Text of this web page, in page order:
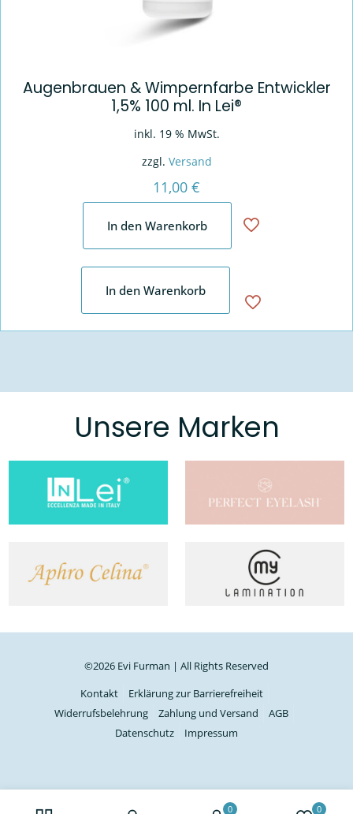
Augenbrauen & Wimpernfarbe Entwickler
1,5% 100 ml. In Lei®
inkl. 19 % MwSt.
zzgl. Versand
11,00 €
In den Warenkorb
In den Warenkorb
Unsere Marken
©2026 Evi Furman | All Rights Reserved
Kontakt
Erklärung zur Barrierefreiheit
Widerrufsbelehrung
Zahlung und Versand
AGB
Datenschutz
Impressum
0 0